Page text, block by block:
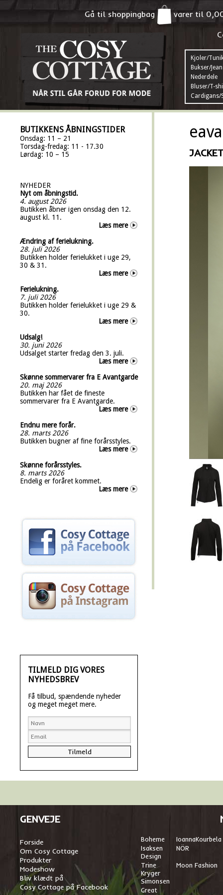
Gå til shoppingbag varer til
Kjoler/
Bukser/
Nederdele
Bluser/T-
Cardigans/
BUTIKKENS ÅBNINGSTIDER
Onsdag: 11 – 21
Torsdag-fredag: 11 - 17.30
Lørdag: 10 – 15
NYHEDER
Nyt om åbningstid.
4. august 2026
Butikken åbner igen onsdag den 12.
august kl. 11.
Læs mere
Ændring af ferielukning.
28. juli 2026
Butikken holder ferielukket i uge 29,
30 & 31.
Læs mere
Ferielukning.
7. juli 2026
Butikken holder ferielukket i uge 29 &
30.
Læs mere
Udsalg!
30. juni 2026
Udsalget starter fredag den 3. juli.
Læs mere
Skønne sommervarer fra E Avantgarde
20. maj 2026
Butikken har fået de fineste
sommervarer fra E Avantgarde.
Læs mere
Endnu mere forår.
28. marts 2026
Butikken bugner af fine forårsstyles.
Læs mere
Skønne forårsstyles.
8. marts 2026
Endelig er foråret kommet.
Læs mere
TILMELD DIG VORES
NYHEDSBREV
Få tilbud, spændende nyheder
og meget meget mere.
GENVEJE
Forside
Om Cosy Cottage
Produkter
Modeshow
Bliv klædt på
Cosy Cottage på Facebook
Boheme IoannaKourbela
Isaksen
Design
NÖR
Trine
Kryger
Simonsen
Moon Fashion
Great